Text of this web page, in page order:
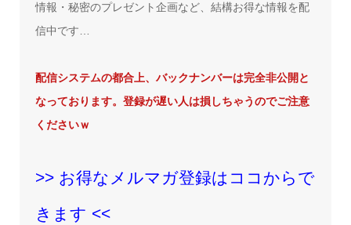
情報・秘密のプレゼント企画など、結構お得な情報を配
信中です…
配信システムの都合上、バックナンバーは完全非公開と
なっております。登録が遅い人は損しちゃうのでご注意
くださいｗ
>> お得なメルマガ登録はココからで
きます <<